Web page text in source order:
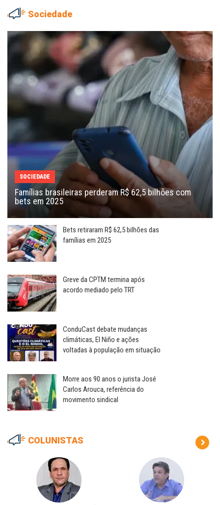
Sociedade
SOCIEDADE
Famílias brasileiras perderam R$ 62,5 bilhões com
bets em 2025
Bets retiraram R$ 62,5 bilhões das
famílias em 2025
Greve da CPTM termina após
acordo mediado pelo TRT
ConduCast debate mudanças
climáticas, El Niño e ações
voltadas à população em situação
Morre aos 90 anos o jurista José
Carlos Arouca, referência do
movimento sindical
COLUNISTAS